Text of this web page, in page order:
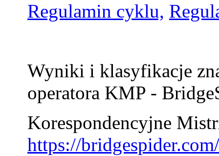
Regulamin cyklu,
Wyniki i klasyfikacje
operatora KMP -
Korespondencyjne
https://